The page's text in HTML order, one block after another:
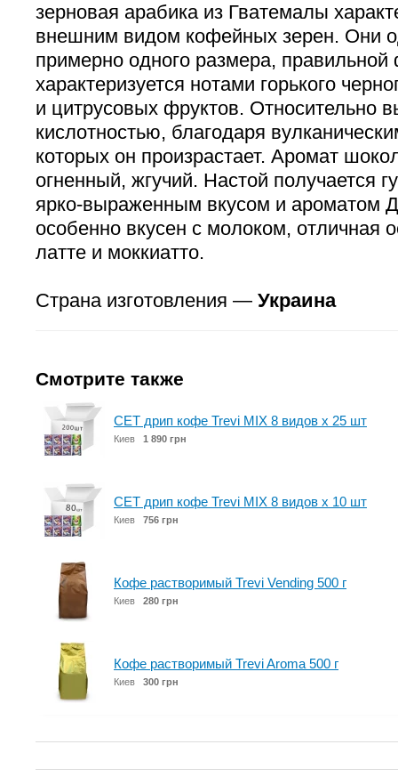
зерновая арабика из Гватемалы
внешним видом кофейных зерен. Они
примерно одного размера,
характеризуется нотами горького
и цитрусовых фруктов. Относительно
кислотностью, благодаря
которых он произрастает. Аромат
огненный, жгучий. Настой получается
ярко-выраженным вкусом и ароматом
особенно вкусен с молоком, отличная
латте и моккиатто.
Страна изготовления — Украина
Смотрите также
СЕТ дрип кофе Trevi MIX 8 видов x 25 шт
Киев 1 890 грн
СЕТ дрип кофе Trevi MIX 8 видов x 10 шт
Киев 756 грн
Кофе растворимый Trevi Vending 500 г
Киев 280 грн
Кофе растворимый Trevi Aroma 500 г
Киев 300 грн